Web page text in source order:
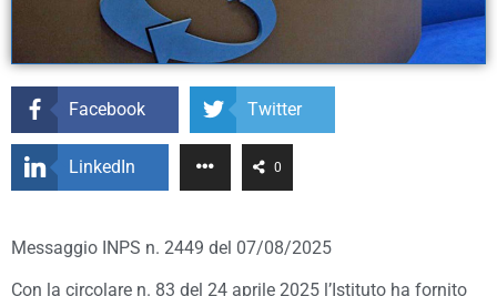
Facebook Twitter
LinkedIn 0
Messaggio INPS n. 2449 del 07/08/2025
Con la circolare n. 83 del 24 aprile 2025 l’Istituto ha fornito